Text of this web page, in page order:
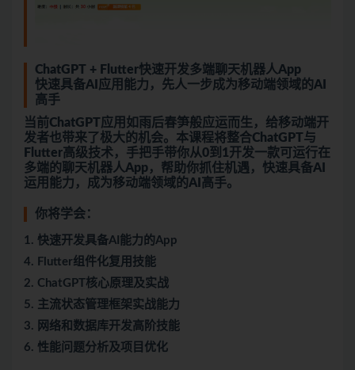
ChatGPT + Flutter快速开发多端聊天机器人App
快速具备AI应用能力，先人一步成为移动端领域的AI
高手
当前ChatGPT应用如雨后春笋般应运而生，给移动端开
发者也带来了极大的机会。本课程将整合ChatGPT与
Flutter高级技术，手把手带你从0到1开发一款可运行在
多端的聊天机器人App，帮助你抓住机遇，快速具备AI
运用能力，成为移动端领域的AI高手。
你将学会：
1. 快速开发具备AI能力的App
4. Flutter组件化复用技能
2. ChatGPT核心原理及实战
5. 主流状态管理框架实战能力
3. 网络和数据库开发高阶技能
6. 性能问题分析及项目优化